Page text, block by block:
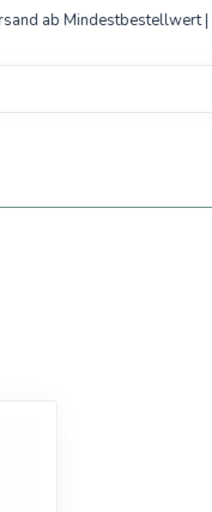
ab Mindestbestellwert |